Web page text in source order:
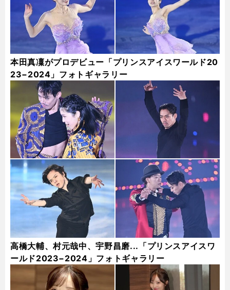
本田真凜がプロデビュー「プリンスアイスワールド20
23−2024」フォトギャラリー
高橋大輔、村元哉中、宇野昌磨...「プリンスアイスワ
ールド2023−2024」フォトギャラリー